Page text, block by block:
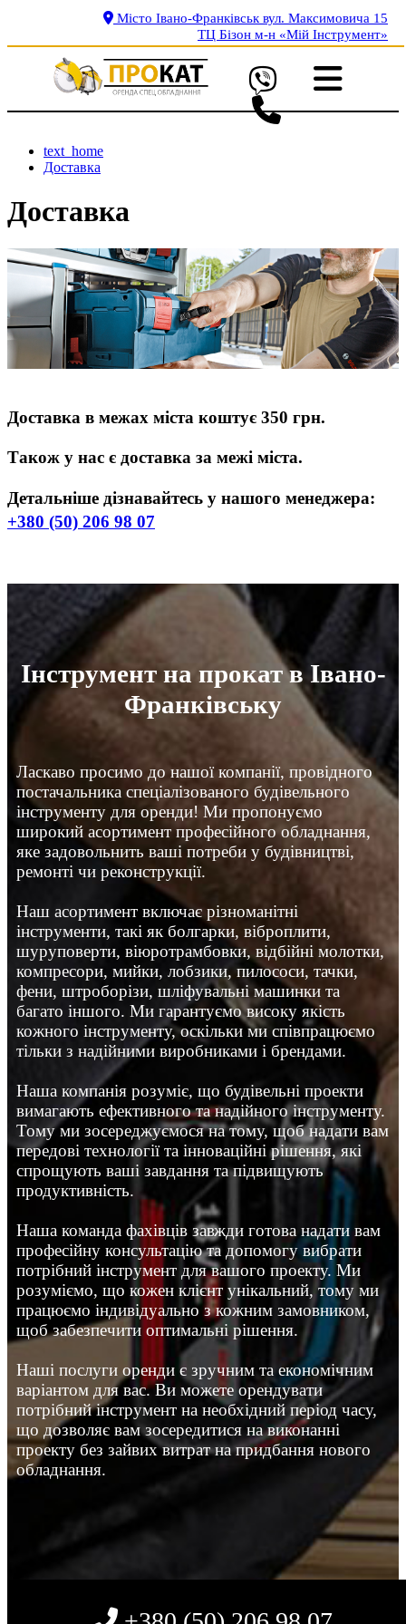
Місто Івано-Франківськ вул. Максимовича 15
ТЦ Бізон м-н «Мій Інструмент»
text_home
Доставка
Доставка
Доставка в межах міста коштує 350 грн.
Також у нас є доставка за межі міста.
Детальніше дізнавайтесь у нашого менеджера:
+380 (50) 206 98 07
Інструмент на прокат в Івано-
Франківську
Ласкаво просимо до нашої компанії, провідного
постачальника спеціалізованого будівельного
інструменту для оренди! Ми пропонуємо
широкий асортимент професійного обладнання,
яке задовольнить ваші потреби у будівництві,
ремонті чи реконструкції.
Наш асортимент включає різноманітні
інструменти, такі як болгарки, віброплити,
шуруповерти, віюротрамбовки, відбійні молотки,
компресори, мийки, лобзики, пилососи, тачки,
фени, штроборізи, шліфувальні машинки та
багато іншого. Ми гарантуємо високу якість
кожного інструменту, оскільки ми співпрацюємо
тільки з надійними виробниками і брендами.
Наша компанія розуміє, що будівельні проекти
вимагають ефективного та надійного інструменту.
Тому ми зосереджуємося на тому, щоб надати вам
передові технології та інноваційні рішення, які
спрощують ваші завдання та підвищують
продуктивність.
Наша команда фахівців завжди готова надати вам
професійну консультацію та допомогу вибрати
потрібний інструмент для вашого проекту. Ми
розуміємо, що кожен клієнт унікальний, тому ми
працюємо індивідуально з кожним замовником,
щоб забезпечити оптимальні рішення.
Наші послуги оренди є зручним та економічним
варіантом для вас. Ви можете орендувати
потрібний інструмент на необхідний період часу,
що дозволяє вам зосередитися на виконанні
проекту без зайвих витрат на придбання нового
обладнання.